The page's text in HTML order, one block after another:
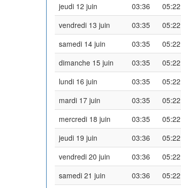
jeudi 12 juin
03:36 05:22
vendredi 13 juin
03:35 05:22
samedi 14 juin
03:35 05:22
dimanche 15 juin
03:35 05:22
lundi 16 juin
03:35 05:22
mardi 17 juin
03:35 05:22
mercredi 18 juin
03:35 05:22
jeudi 19 juin
03:36 05:22
vendredi 20 juin
03:36 05:22
samedi 21 juin
03:36 05:22